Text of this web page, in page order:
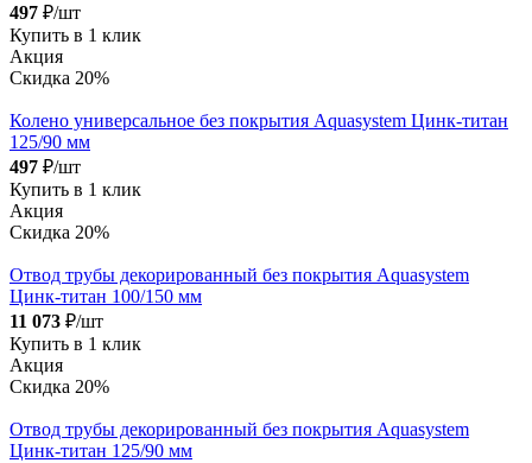
497 ₽/шт
Купить в 1 клик
Акция
Скидка 20%
Колено универсальное без покрытия Aquasystem Цинк-титан
125/90 мм
497 ₽/шт
Купить в 1 клик
Акция
Скидка 20%
Отвод трубы декорированный без покрытия Aquasystem
Цинк-титан 100/150 мм
11 073 ₽/шт
Купить в 1 клик
Акция
Скидка 20%
Отвод трубы декорированный без покрытия Aquasystem
Цинк-титан 125/90 мм